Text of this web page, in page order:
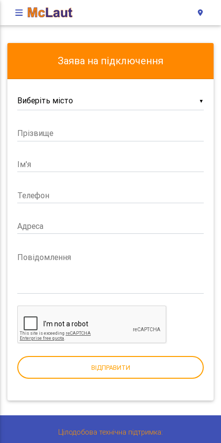
Заява на підключення
▼
Прізвище
Ім'я
Телефон
Адреса
Повідомлення
ВІДПРАВИТИ
Цілодобова технічна підтримка: